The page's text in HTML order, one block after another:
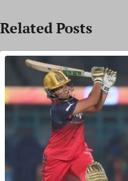
Related Posts